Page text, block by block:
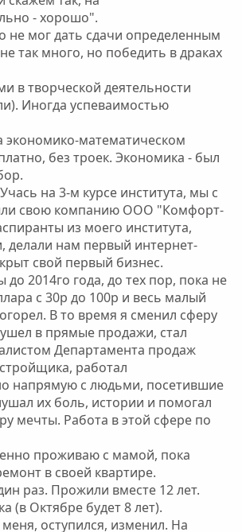
- хорошо".
не мог дать сдачи определенным
так много, но победить в драках
в творческой деятельности
Иногда успеваимостью
экономико-математическом
без троек. Экономика - был
на 3-м курсе института, мы с
свою компанию ООО "Комфорт-
из моего института,
делали нам первый интернет-
свой первый бизнес.
2014го года, до тех пор, пока не
с 30р до 100р и весь малый
В то время я сменил сферу
в прямые продажи, стал
Департамента продаж
работал
напрямую с людьми, посетившие
их боль, истории и помогал
мечты. Работа в этой сфере по
проживаю с мамой, пока
в своей квартире.
раз. Прожили вместе 12 лет.
(в Октябре будет 8 лет).
меня, оступился, изменил. На